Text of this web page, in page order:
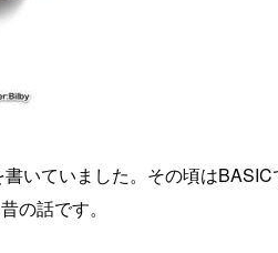
いていました。その頃は
の話です。